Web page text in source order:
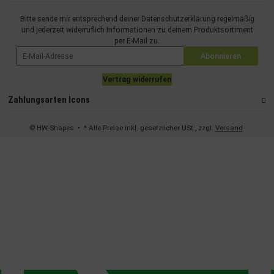
Bitte sende mir entsprechend deiner Datenschutzerklärung regelmäßig
und jederzeit widerruflich Informationen zu deinem Produktsortiment
per E-Mail zu.
Abonnieren
Vertrag widerrufen
Zahlungsarten Icons
© HW-Shapes • * Alle Preise inkl. gesetzlicher USt., zzgl. Versand.